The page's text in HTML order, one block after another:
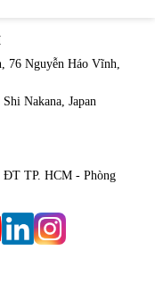
76 Nguyễn Háo Vĩnh,
Nakana, Japan
TP. HCM - Phòng